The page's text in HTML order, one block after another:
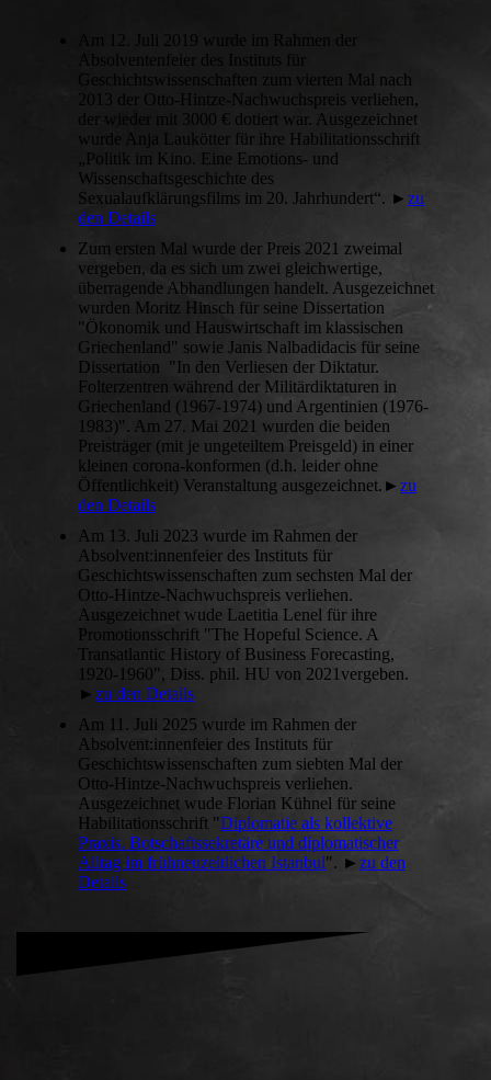
Am 12. Juli 2019 wurde im Rahmen der
Absolventenfeier des Instituts für
Geschichtswissenschaften zum vierten Mal nach
2013 der Otto-Hintze-Nachwuchspreis verliehen,
der wieder mit 3000 € dotiert war. Ausgezeichnet
wurde Anja Laukötter für ihre Habilitationsschrift
„Politik im Kino. Eine Emotions- und
Wissenschaftsgeschichte des
Sexualaufklärungsfilms im 20. Jahrhundert“. ► zu
den Details
Zum ersten Mal wurde der Preis 2021 zweimal
vergeben, da es sich um zwei gleichwertige,
überragende Abhandlungen handelt. Ausgezeichnet
wurden Moritz Hinsch für seine Dissertation
"Ökonomik und Hauswirtschaft im klassischen
Griechenland" sowie Janis Nalbadidacis für seine
Dissertation "In den Verliesen der Diktatur.
Folterzentren während der Militärdiktaturen in
Griechenland (1967-1974) und Argentinien (1976-
1983)". Am 27. Mai 2021 wurden die beiden
Preisträger (mit je ungeteiltem Preisgeld) in einer
kleinen corona-konformen (d.h. leider ohne
Öffentlichkeit) Veranstaltung ausgezeichnet.► zu
den Details
Am 13. Juli 2023 wurde im Rahmen der
Absolvent:innenfeier des Instituts für
Geschichtswissenschaften zum sechsten Mal der
Otto-Hintze-Nachwuchspreis verliehen.
Ausgezeichnet wude Laetitia Lenel für ihre
Promotionsschrift "The Hopeful Science. A
Transatlantic History of Business Forecasting,
1920-1960", Diss. phil. HU von 2021vergeben.
► zu den Details
Am 11. Juli 2025 wurde im Rahmen der
Absolvent:innenfeier des Instituts für
Geschichtswissenschaften zum siebten Mal der
Otto-Hintze-Nachwuchspreis verliehen.
Ausgezeichnet wude Florian Kühnel für seine
Habilitationsschrift "Diplomatie als kollektive
Praxis. Botschaftssekretäre und diplomatischer
Alltag im frühneuzeitlichen Istanbul". ► zu den
Details